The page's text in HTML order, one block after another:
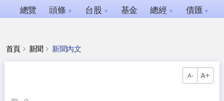
總覽 頭條 ▼ 台股 ▼ 基金 總經 ▼ 債匯 ▼
首頁 新聞 新聞內文
A- A+